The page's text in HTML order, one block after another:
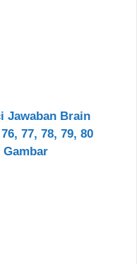
Jawaban Brain
77, 78, 79, 80
Gambar